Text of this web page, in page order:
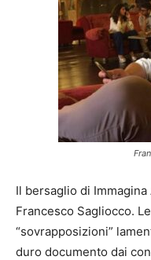
Il bersaglio di
Francesco Sagliocco.
“sovrapposizioni”
duro documento dai